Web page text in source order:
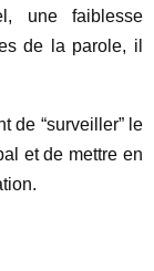
une faiblesse
de la parole, il
de “surveiller” le
et de mettre en